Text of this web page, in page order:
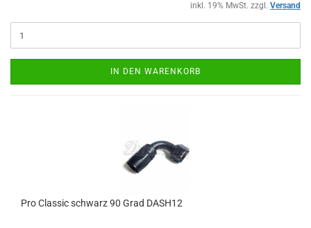
inkl. 19% MwSt. zzgl. Versand
IN DEN WARENKORB
Pro Clas­sic schwarz 90 Grad DASH12